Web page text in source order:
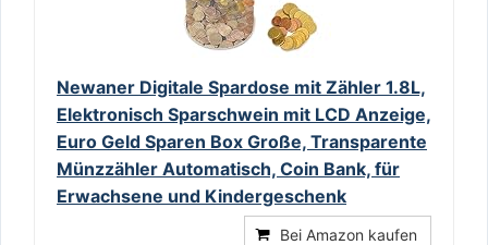
Newaner Digitale Spardose mit Zähler 1.8L,
Elektronisch Sparschwein mit LCD Anzeige,
Euro Geld Sparen Box Große, Transparente
Münzzähler Automatisch, Coin Bank, für
Erwachsene und Kindergeschenk
Bei Amazon kaufen